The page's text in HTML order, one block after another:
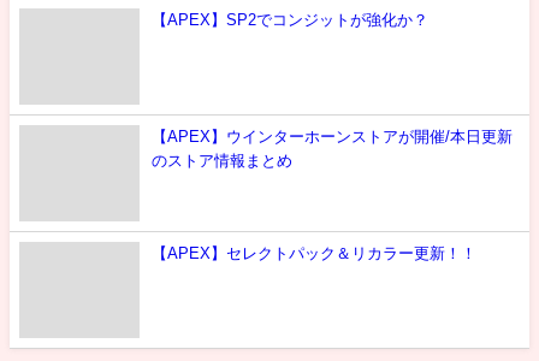
【APEX】SP2でコンジットが強化か？
【APEX】ウインターホーンストアが開催/本日更新
のストア情報まとめ
【APEX】セレクトパック＆リカラー更新！！